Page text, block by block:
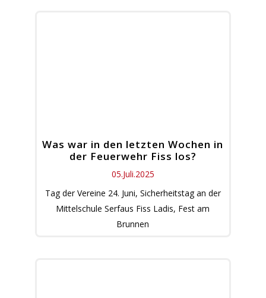
Was war in den letzten Wochen in
der Feuerwehr Fiss los?
05.Juli.2025
Tag der Vereine 24. Juni, Sicherheitstag an der
Mittelschule Serfaus Fiss Ladis, Fest am
Brunnen